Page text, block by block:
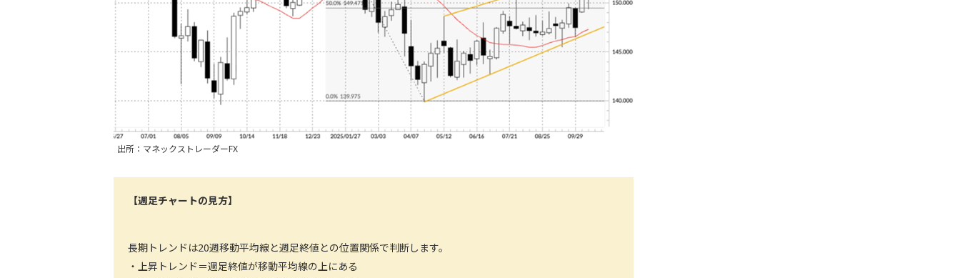
出所：マネックストレーダーFX
【週足チャートの見方】
長期トレンドは20週移動平均線と週足終値との位置関係で判断します。
・上昇トレンド＝週足終値が移動平均線の上にある